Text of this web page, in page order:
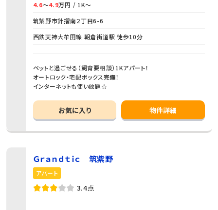
4.6～4.9万円 / 1K～
筑紫野市針摺南２丁目6-6
西鉄天神大牟田線 朝倉街道駅 徒歩10分
ペットと過ごせる（飼育要相談）1Kアパート！
オートロック・宅配ボックス完備！
インターネットも使い放題☆
お気に入り 物件詳細
Ｇｒａｎｄｔｉｃ 筑紫野
アパート
3.4点